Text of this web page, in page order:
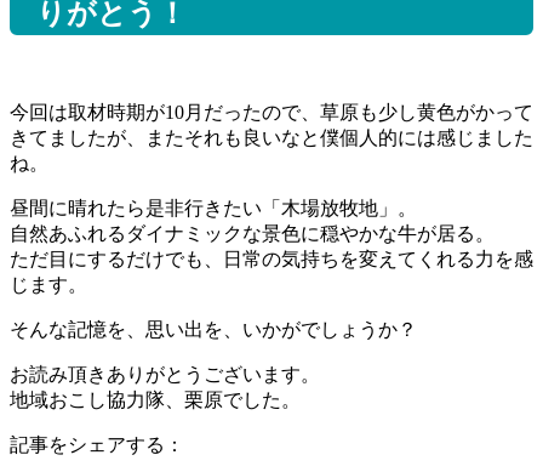
りがとう！
今回は取材時期が10月だったので、草原も少し黄色がかって
きてましたが、またそれも良いなと僕個人的には感じました
ね。
昼間に晴れたら是非行きたい「木場放牧地」。
自然あふれるダイナミックな景色に穏やかな牛が居る。
ただ目にするだけでも、日常の気持ちを変えてくれる力を感
じます。
そんな記憶を、思い出を、いかがでしょうか？
お読み頂きありがとうございます。
地域おこし協力隊、栗原でした。
記事をシェアする：